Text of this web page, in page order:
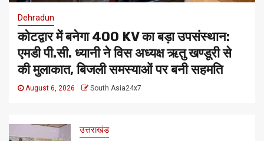
Dehradun
कोटद्वार में बनेगा 400 KV का बड़ा उपसंस्थान:
एमडी पी.सी. ध्यानी ने विस अध्यक्ष ऋतु खण्डूरी से
की मुलाकात, बिजली समस्याओं पर बनी सहमति
August 6, 2026 South Asia24x7
उत्तराखंड